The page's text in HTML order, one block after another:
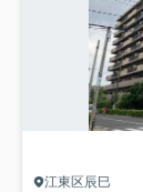
江東区辰巳